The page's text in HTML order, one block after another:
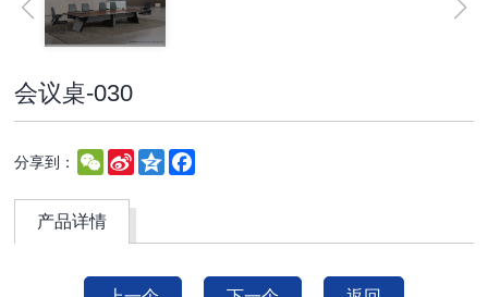
会议桌-030
分享到： WeChat
Sina
Weibo
Qzone
产品详情